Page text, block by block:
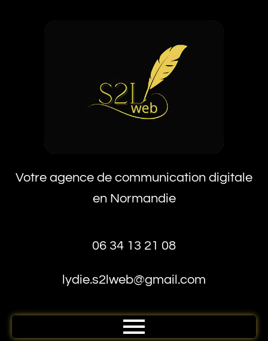
Votre agence de communication digitale
en Normandie
06 34 13 21 08
lydie.s2lweb@gmail.com